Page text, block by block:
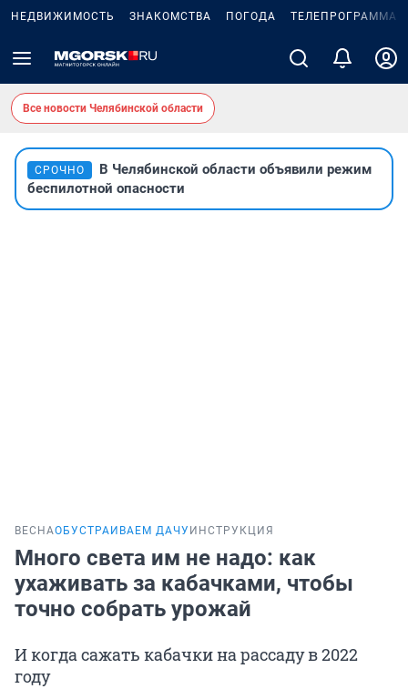
НЕДВИЖИМОСТЬ ЗНАКОМСТВА ПОГОДА ТЕЛЕПРОГРАММА
Все новости Челябинской области
СРОЧНО
В Челябинской области объявили режим
беспилотной опасности
ВЕСНАОБУСТРАИВАЕМ ДАЧУ ИНСТРУКЦИЯ
Много света им не надо: как
ухаживать за кабачками, чтобы
точно собрать урожай
И когда сажать кабачки на рассаду в 2022
году